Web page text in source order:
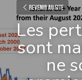
Revenir au site
Les
sont
ne